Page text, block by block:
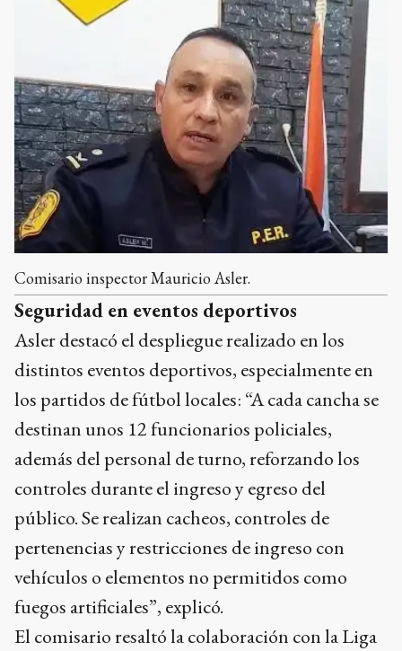
Comisario inspector Mauricio Asler.
Seguridad en eventos deportivos
Asler destacó el despliegue realizado en los
distintos eventos deportivos, especialmente en
los partidos de fútbol locales: “A cada cancha se
destinan unos 12 funcionarios policiales,
además del personal de turno, reforzando los
controles durante el ingreso y egreso del
público. Se realizan cacheos, controles de
pertenencias y restricciones de ingreso con
vehículos o elementos no permitidos como
fuegos artificiales”, explicó.
El comisario resaltó la colaboración con la Liga